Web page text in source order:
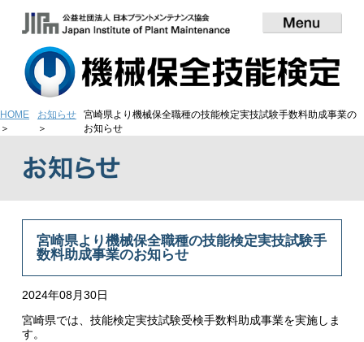
HOME お知らせ
宮崎県より機械保全職種の技能検定実技試験手数料助成事業の
お知らせ
宮崎県より機械保全職種の技能検定実技試験手
数料助成事業のお知らせ
2024年08月30日
宮崎県では、技能検定実技試験受検手数料助成事業を実施しま
す。